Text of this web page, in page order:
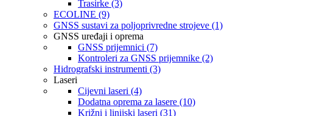
Trasirke (3)
ECOLINE (9)
GNSS sustavi za poljoprivredne strojeve (1)
GNSS uređaji i oprema
GNSS prijemnici (7)
Kontroleri za GNSS prijemnike (2)
Hidrografski instrumenti (3)
Laseri
Cijevni laseri (4)
Dodatna oprema za lasere (10)
Križni i linijski laseri (31)